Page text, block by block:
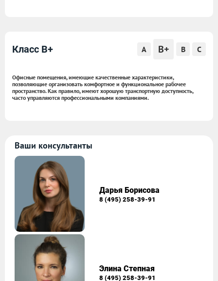
Класс B+ A B+ B C
Офисные помещения, имеющие качественные характеристики,
позволяющие организовать комфортное и функциональное рабочее
пространство. Как правило, имеют хорошую транспортную доступность,
часто управляются профессиональными компаниями.
Ваши консультанты
Дарья Борисова
8 (495) 258-39-91
Элина Степная
8 (495) 258-39-91